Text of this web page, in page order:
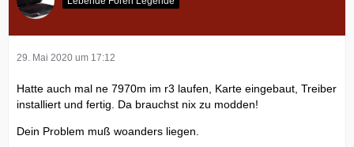
29. Mai 2020 um 17:12
Hatte auch mal ne 7970m im r3 laufen, Karte eingebaut, Treiber
installiert und fertig. Da brauchst nix zu modden!
Dein Problem muß woanders liegen.